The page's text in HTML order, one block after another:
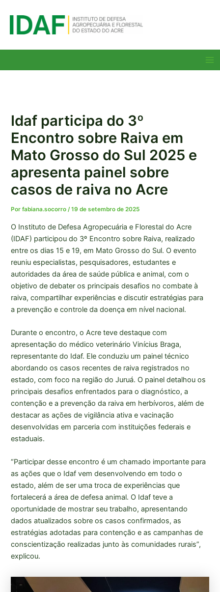
para
Idaf participa do 3º
Encontro sobre Raiva em
Mato Grosso do Sul 2025 e
apresenta painel sobre
casos de raiva no Acre
Porfabiana.socorro/19 de setembro de 2025
O Instituto de Defesa Agropecuária e Florestal do Acre
(IDAF) participou do 3º Encontro sobre Raiva, realizado
entre os dias 15 e 19, em Mato Grosso do Sul. O evento
reuniu especialistas, pesquisadores, estudantes e
autoridades da área de saúde pública e animal, com o
objetivo de debater os principais desafios no combate à
raiva, compartilhar experiências e discutir estratégias para
a prevenção e controle da doença em nível nacional.
Durante o encontro, o Acre teve destaque com
apresentação do médico veterinário Vinícius Braga,
representante do Idaf. Ele conduziu um painel técnico
abordando os casos recentes de raiva registrados no
estado, com foco na região do Juruá. O painel detalhou os
principais desafios enfrentados para o diagnóstico, a
contenção e a prevenção da raiva em herbívoros, além de
destacar as ações de vigilância ativa e vacinação
desenvolvidas em parceria com instituições federais e
estaduais.
“Participar desse encontro é um chamado importante para
as ações que o Idaf vem desenvolvendo em todo o
estado, além de ser uma troca de experiências que
fortalecerá a área de defesa animal. O Idaf teve a
oportunidade de mostrar seu trabalho, apresentando
dados atualizados sobre os casos confirmados, as
estratégias adotadas para contenção e as campanhas de
conscientização realizadas junto às comunidades rurais”,
explicou.